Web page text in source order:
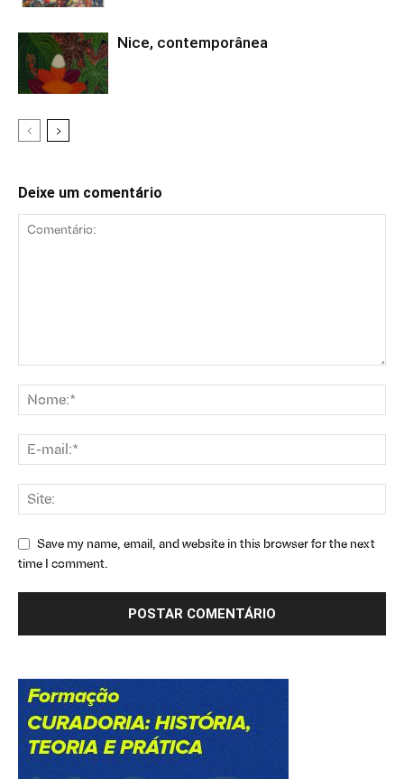
Nice, contemporânea
Deixe um comentário
Save my name, email, and website in this browser for the next
time I comment.